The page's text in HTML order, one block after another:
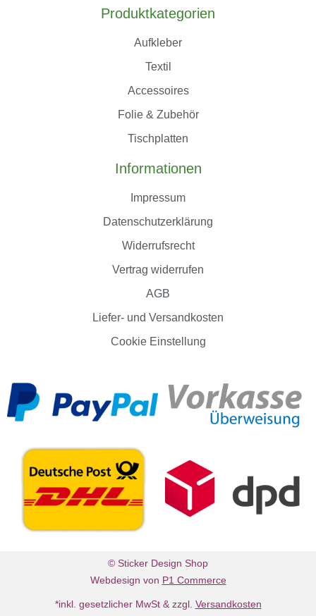
Produktkategorien
Aufkleber
Textil
Accessoires
Folie & Zubehör
Tischplatten
Informationen
Impressum
Datenschutzerklärung
Widerrufsrecht
Vertrag widerrufen
AGB
Liefer- und Versandkosten
Cookie Einstellung
© Sticker Design Shop
Webdesign von P1 Commerce
*inkl. gesetzlicher MwSt & zzgl. Versandkosten